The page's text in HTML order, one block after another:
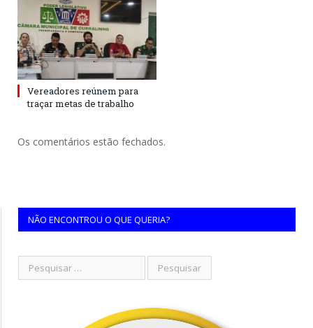
Vereadores reúnem para
traçar metas de trabalho
Os comentários estão fechados.
NÃO ENCONTROU O QUE QUERIA?